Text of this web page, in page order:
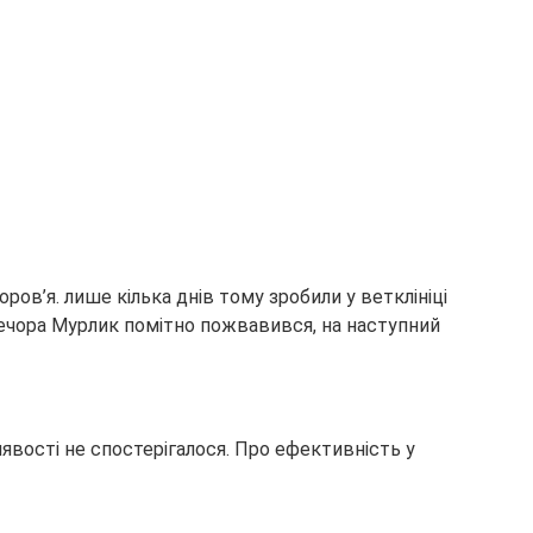
лише кілька днів тому зробили у ветклініці
Мурлик помітно пожвавився, на наступний
не спостерігалося. Про ефективність у